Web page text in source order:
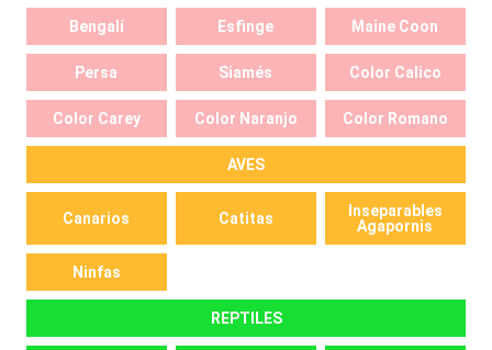
Bengalí Esfinge Maine Coon
Persa Siamés Color Calico
Color Carey Color Naranjo Color Romano
AVES
Canarios Catitas
Inseparables
Agapornis
Ninfas
REPTILES